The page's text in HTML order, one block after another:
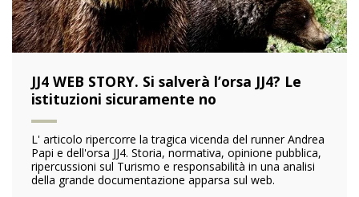
JJ4 WEB STORY. Si salverà l’orsa JJ4? Le
istituzioni sicuramente no
L' articolo ripercorre la tragica vicenda del runner Andrea
Papi e dell'orsa JJ4. Storia, normativa, opinione pubblica,
ripercussioni sul Turismo e responsabilità in una analisi
della grande documentazione apparsa sul web.